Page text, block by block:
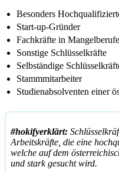
Besonders
Start-up-Gründer
Fachkräfte in
Sonstige Schlüsselkräfte
Selbständige
Stammmitarbeiter
Studienabsolventen einer
#hokifyerklärt:
Arbeitskräfte, die eine
welche auf dem
und stark gesucht wird.